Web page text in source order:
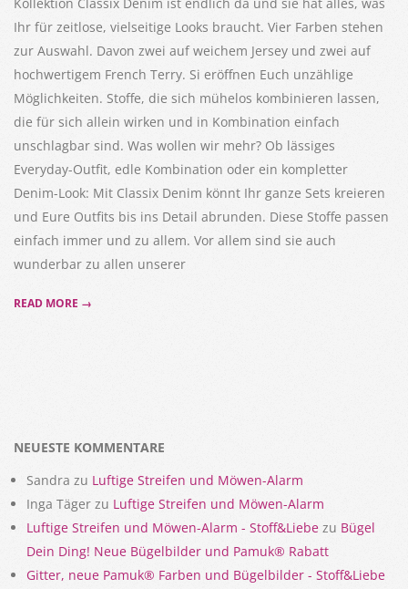
Ihr für zeitlose, vielseitige Looks braucht. Vier Farben stehen
zur Auswahl. Davon zwei auf weichem Jersey und zwei auf
hochwertigem French Terry. Si eröffnen Euch unzählige
Möglichkeiten. Stoffe, die sich mühelos kombinieren lassen,
die für sich allein wirken und in Kombination einfach
unschlagbar sind. Was wollen wir mehr? Ob lässiges
Everyday-Outfit, edle Kombination oder ein kompletter
Denim-Look: Mit Classix Denim könnt Ihr ganze Sets kreieren
und Eure Outfits bis ins Detail abrunden. Diese Stoffe passen
einfach immer und zu allem. Vor allem sind sie auch
wunderbar zu allen unserer
READ MORE →
NEUESTE KOMMENTARE
Sandra zu Luftige Streifen und Möwen-Alarm
Inga Täger zu Luftige Streifen und Möwen-Alarm
Luftige Streifen und Möwen-Alarm - Stoff&Liebe zu Bügel
Dein Ding! Neue Bügelbilder und Pamuk® Rabatt
Gitter, neue Pamuk® Farben und Bügelbilder - Stoff&Liebe